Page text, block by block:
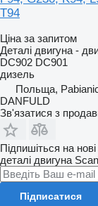
T94
Ціна за запитом
Деталі двигуна -
DC902 DC901
дизель
Польща,
DANFULD
Зв'язатися з
Підпишіться на
деталі двигуна
Підписатися